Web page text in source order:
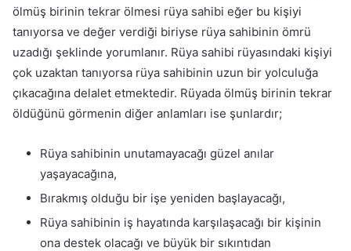
ölmüş birinin tekrar ölmesi rüya sahibi eğer bu kişiyi
tanıyorsa ve değer verdiği biriyse rüya sahibinin ömrü
uzadığı şeklinde yorumlanır. Rüya sahibi rüyasındaki kişiyi
çok uzaktan tanıyorsa rüya sahibinin uzun bir yolculuğa
çıkacağına delalet etmektedir. Rüyada ölmüş birinin tekrar
öldüğünü görmenin diğer anlamları ise şunlardır;
Rüya sahibinin unutamayacağı güzel anılar
yaşayacağına,
Bırakmış olduğu bir işe yeniden başlayacağı,
Rüya sahibinin iş hayatında karşılaşacağı bir kişinin
ona destek olacağı ve büyük bir sıkıntıdan